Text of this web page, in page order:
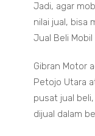
Jadi, agar
nilai jual, bisa
Jual Beli Mobil
Gibran Motor
Petojo Utara
pusat jual
dijual dalam